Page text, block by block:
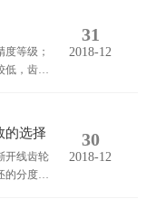
等级；
低，齿轮
准确
的均匀
各公差组
公差组
31
2018-12
的选择
开线齿轮
的分度圆
30
2018-12